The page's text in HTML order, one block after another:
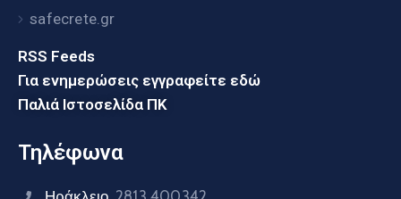
safecrete.gr
RSS Feeds
Για ενημερώσεις εγγραφείτε εδώ
Παλιά Ιστοσελίδα ΠΚ
Τηλέφωνα